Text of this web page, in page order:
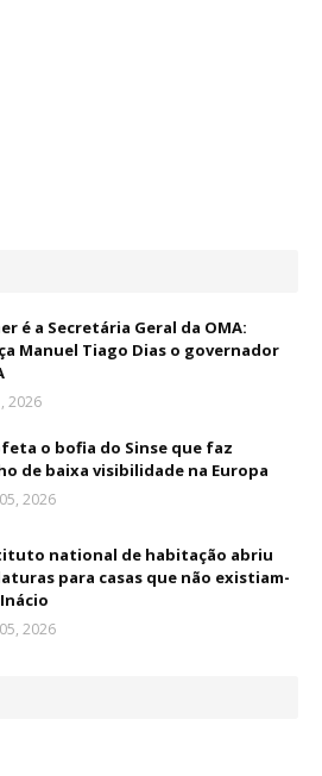
é a Secretária Geral da OMA:
Manuel Tiago Dias o governador
2026
o bofia do Sinse que faz
de baixa visibilidade na Europa
2026
national de habitação abriu
para casas que não existiam-
2026